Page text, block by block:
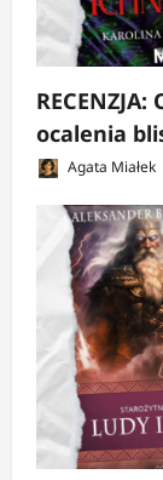
ocalenia
Agata Miałek